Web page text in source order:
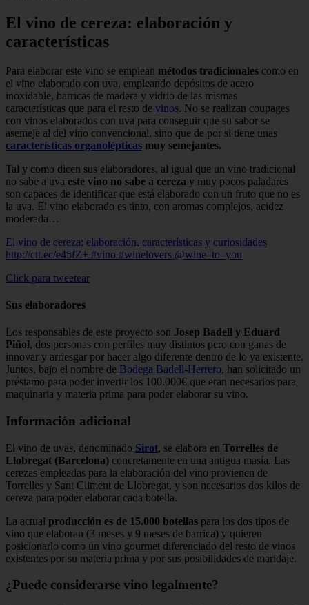
El vino de cereza: elaboración y
características
Para elaborar este vino se emplean métodos tradicionales como en
el vino elaborado con uva, empleando depósitos de acero
inoxidable, barricas de madera y vidrio de las mismas
características que para el resto de vinos. No se realizan coupages
con vinos elaborados con uva para conseguir que su sabor se
asemeje al del vino convencional, sino que de por si tiene unas
características organolépticas muy semejantes.
Tal y como dicen sus elaboradores, al igual que un vino tradicional
no sabe a uva este vino no sabe a cereza y muy pocos paladares
son capaces de identificar que está elaborado con un fruto que no es
la uva. El vino elaborado es tinto, con aromas complejos, acidez
moderada…
El vino de cereza: elaboración, características y curiosidades
http://ctt.ec/e45fZ+ #vino #winelovers @wine_to_you
Click para tweetear
Sus elaboradores
Los responsables de este proyecto son Josep Badell y Eduard
Piñol, dos personas con perfiles muy distintos pero con ganas de
innovar y arriesgar por hacer algo diferente dentro de lo ya existente.
Juntos, bajo el nombre de Bodega Badell-Herrero, han solicitado un
préstamo para poder invertir los 100.000€ que eran necesarios para
maquinaria y materia prima para poder elaborar su vino.
Información adicional
El vino de uvas, denominado Sirot, se elabora en Torrelles de
Llobregat (Barcelona) concretamente en una antigua masía. Las
cerezas empleadas para la elaboración del vino provienen de
Torrelles y Sant Climent de Llobregat, y son necesarios dos kilos de
cereza para poder elaborar cada botella.
La actual producción es de 15.000 botellas para los dos tipos de
vino que elaboran (3 meses y 9 meses de barrica) y quieren
posicionarlo como un vino gourmet diferenciado del resto de vinos
existentes por su materia prima y por sus posibilidades de maridaje.
¿Puede considerarse vino legalmente?